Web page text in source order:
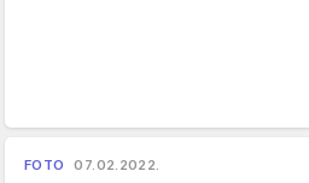
FOTO 07.02.2022.